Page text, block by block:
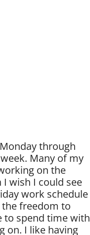
through
Many of my
on the
wish I could see
work schedule
freedom to
to spend time with
on. I like having